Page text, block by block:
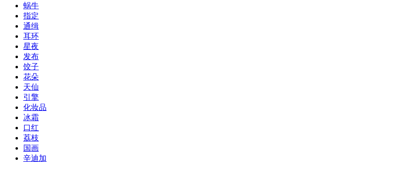
蜗牛
指定
通缉
耳环
星夜
发布
饺子
花朵
天仙
引擎
化妆品
冰霜
口红
荔枝
国画
辛迪加